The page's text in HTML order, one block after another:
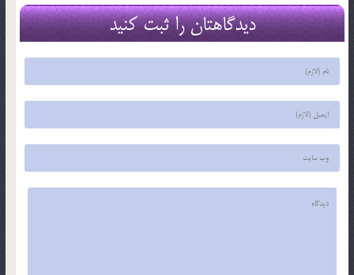
دیدگاهتان را ثبت کنید